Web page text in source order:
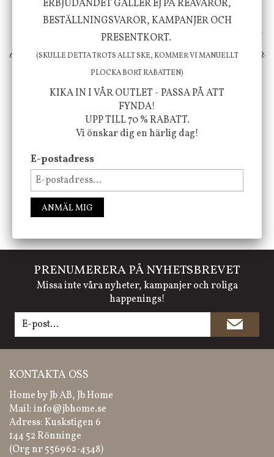
inspiration från naturen och dess färgpalett
erbjuder vi omsorgsfullt utvalda produkter som
ökar trivsel i ditt hem och ger det lilla extra för
att öka ditt välmående!
FÖLJ OSS PÅ INSTAGRAM @JBHOME
PRENUMERERA PÅ NYHETSBREVET
Missa inte våra nyheter, kampanjer och roliga
happenings!
KONTAKTA OSS
Home by Jb AB, Jb Home
Mail:info@jbhome.se
Adress: Kuskstigen 6
144 52 Rönninge
(Org nr 556962-4348)
ERBJUDANDET GÄLLER EJ PÅ REAVAROR,
BESTÄLLNINGSVAROR, KAMPANJER OCH
PRESENTKORT.
(SKULLE DETTA TROTS ALLT SKE, KOMMER VI MANUELLT
PLOCKA BORT RABATTEN)
KIKA IN I VÅR OUTLET - PASSA PÅ ATT
FYNDA!
UPP TILL 70 % RABATT.
Vi önskar dig en härlig dag!
E-postadress
ANMÄL MIG